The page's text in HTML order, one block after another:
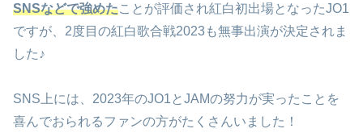
SNSなどで強めたことが評価され紅白初出場となったJO1
ですが、2度目の紅白歌合戦2023も無事出演が決定されま
した♪
SNS上には、2023年のJO1とJAMの努力が実ったことを
喜んでおられるファンの方がたくさんいました！